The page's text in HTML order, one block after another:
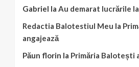
Gabriel la Au demarat lucrările
Redactia Balotestiul Meu la
angajează
Păun florin la Primăria Balotești